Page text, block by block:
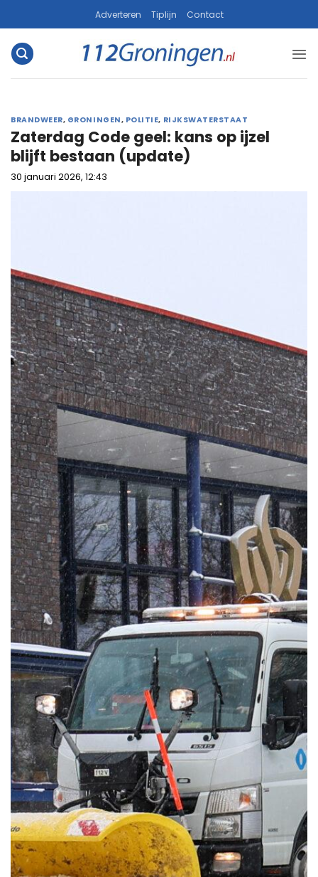
naar
inhoud
Adverteren Tiplijn Contact
BRANDWEER, GRONINGEN, POLITIE, RIJKSWATERSTAAT
Zaterdag Code geel: kans op ijzel
blijft bestaan (update)
30 januari 2026, 12:43